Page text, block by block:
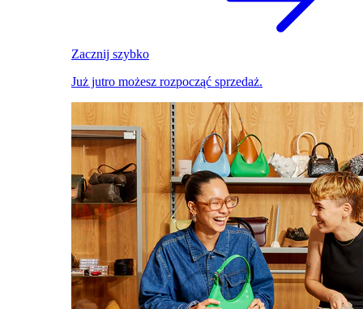
Zacznij szybko
Już jutro możesz rozpocząć sprzedaż.